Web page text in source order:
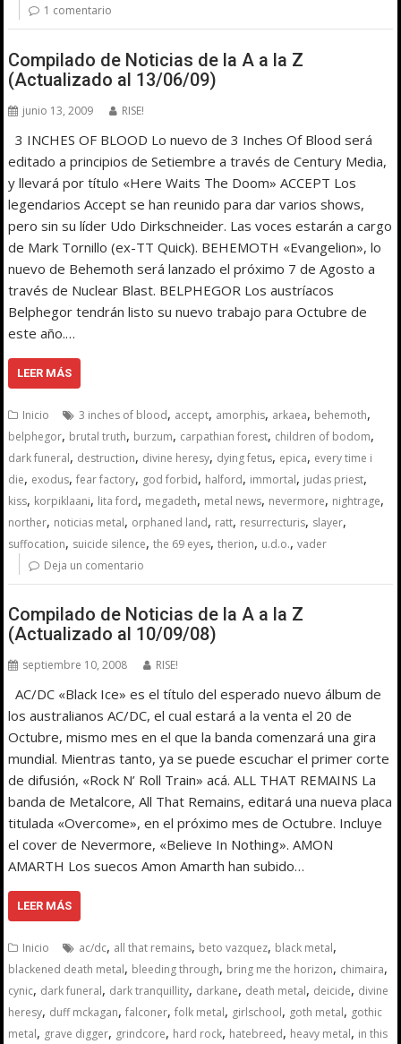
1 comentario
Compilado de Noticias de la A a la Z
(Actualizado al 13/06/09)
junio 13, 2009 RISE!
3 INCHES OF BLOOD Lo nuevo de 3 Inches Of Blood será
editado a principios de Setiembre a través de Century Media,
y llevará por título «Here Waits The Doom» ACCEPT Los
legendarios Accept se han reunido para dar varios shows,
pero sin su líder Udo Dirkschneider. Las voces estarán a cargo
de Mark Tornillo (ex-TT Quick). BEHEMOTH «Evangelion», lo
nuevo de Behemoth será lanzado el próximo 7 de Agosto a
través de Nuclear Blast. BELPHEGOR Los austríacos
Belphegor tendrán listo su nuevo trabajo para Octubre de
este año.…
LEER MÁS
Inicio 3 inches of blood, accept, amorphis, arkaea, behemoth,
belphegor, brutal truth, burzum, carpathian forest, children of bodom,
dark funeral, destruction, divine heresy, dying fetus, epica, every time i
die, exodus,fear factory, god forbid, halford, immortal, judas priest,
kiss, korpiklaani, lita ford, megadeth, metal news, nevermore, nightrage,
norther, noticias metal, orphaned land, ratt, resurrecturis, slayer,
suffocation, suicide silence,the 69 eyes,therion, u.d.o.,vader
Deja un comentario
Compilado de Noticias de la A a la Z
(Actualizado al 10/09/08)
septiembre 10, 2008 RISE!
AC/DC «Black Ice» es el título del esperado nuevo álbum de
los australianos AC/DC, el cual estará a la venta el 20 de
Octubre, mismo mes en el que la banda comenzará una gira
mundial. Mientras tanto, ya se puede escuchar el primer corte
de difusión, «Rock N’ Roll Train» acá. ALL THAT REMAINS La
banda de Metalcore, All That Remains, editará una nueva placa
titulada «Overcome», en el próximo mes de Octubre. Incluye
el cover de Nevermore, «Believe In Nothing». AMON
AMARTH Los suecos Amon Amarth han subido…
LEER MÁS
Inicio ac/dc, all that remains, beto vazquez, black metal,
blackened death metal, bleeding through, bring me the horizon, chimaira,
cynic, dark funeral, dark tranquillity, darkane, death metal, deicide, divine
heresy, duff mckagan,falconer,folk metal, girlschool, goth metal, gothic
metal, grave digger, grindcore, hard rock, hatebreed, heavy metal, in this